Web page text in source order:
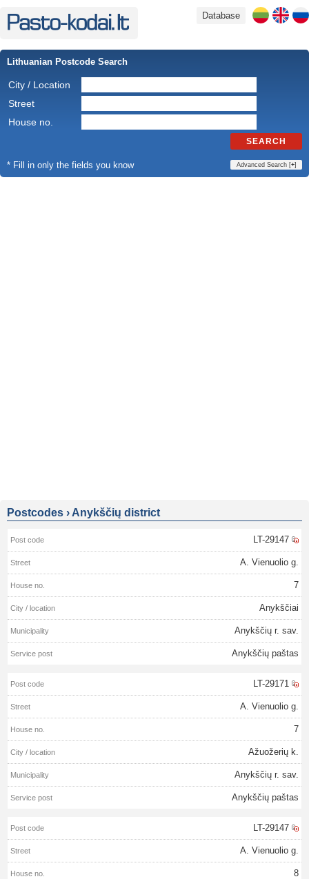
Database
Lithuanian Postcode Search
City / Location
Street
House no.
SEARCH
* Fill in only the fields you know Advanced Search [+]
Postcodes › Anykščių district
LT-29147
A. Vienuolio g.
7
Anykščiai
Anykščių r. sav.
Anykščių paštas
LT-29171
A. Vienuolio g.
7
Ažuožerių k.
Anykščių r. sav.
Anykščių paštas
LT-29147
A. Vienuolio g.
8